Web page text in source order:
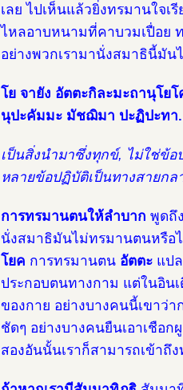
เลย ไปเห็นแล้วยิ่งทรมานใจ
ไหลอาบหนามที่คาบวมเปื่อย
อย่างพวกเรามานั่งสมาธินี้มั
โย จายัง อัตตะกิละมะถานุโย
นุปะคัมมะ มัชฌิมา ปะฏิปะทา.
เป็นสิ่งนำมาซึ่งทุกข์, ไม่ใช่ข้อ
หลายข้อปฏิบัติเป็นทางสายกล
การทรมานตนให้ลำบาก พูดถึ
นั่งสมาธิมันไม่ทรมานตนหรือ
โยค การทรมานตน อัตตะ แป
ประกอบตนทางกาม แต่ในอิน
ของกาย อย่างบางคนนี้เขาว่
ชัดๆ อย่างบางคนยืนเอาเชือ
สองอันนั้นเราก็สามารถเข้าถึ